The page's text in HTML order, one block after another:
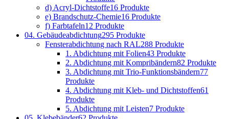
d) Acryl-Dichtstoffe16 Produkte
e) Brandschutz-Chemie16 Produkte
f) Farbtafeln12 Produkte
04. Gebäudeabdichtung295 Produkte
Fensterabdichtung nach RAL288 Produkte
1. Abdichtung mit Folien43 Produkte
2. Abdichtung mit Kompribändern82 Produkte
3. Abdichtung mit Trio-Funktionsbändern77
Produkte
4. Abdichtung mit Kleb- und Dichtstoffen61
Produkte
5. Abdichtung mit Leisten7 Produkte